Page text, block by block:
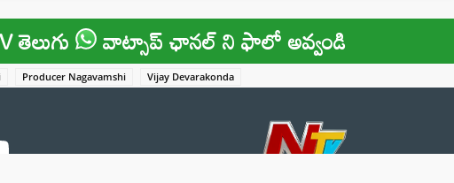
తెలుగు వాట్సాప్ ఛానల్ ని ఫాలో అవ్వండి
Producer Nagavamshi Vijay Devarakonda